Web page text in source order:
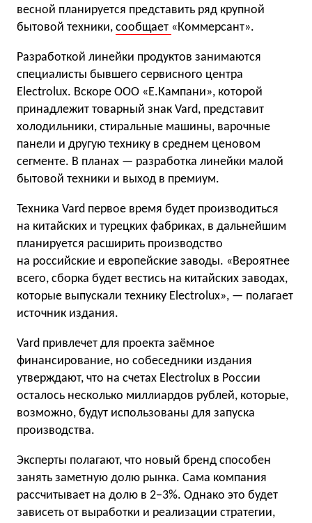
весной планируется представить ряд крупной
бытовой техники, сообщает «Коммерсант».
Разработкой линейки продуктов занимаются
специалисты бывшего сервисного центра
Electrolux. Вскоре ООО «Е.Кампани», которой
принадлежит товарный знак Vard, представит
холодильники, стиральные машины, варочные
панели и другую технику в среднем ценовом
сегменте. В планах — разработка линейки малой
бытовой техники и выход в премиум.
Техника Vard первое время будет производиться
на китайских и турецких фабриках, в дальнейшим
планируется расширить производство
на российские и европейские заводы. «Вероятнее
всего, сборка будет вестись на китайских заводах,
которые выпускали технику Electrolux», — полагает
источник издания.
Vard привлечет для проекта заёмное
финансирование, но собеседники издания
утверждают, что на счетах Electrolux в России
осталось несколько миллиардов рублей, которые,
возможно, будут использованы для запуска
производства.
Эксперты полагают, что новый бренд способен
занять заметную долю рынка. Сама компания
рассчитывает на долю в 2−3%. Однако это будет
зависеть от выработки и реализации стратегии,